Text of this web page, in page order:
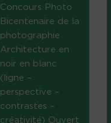
Concours Photo
Bicentenaire de la
photographie
Architecture en
noir en blanc
(ligne –
perspective –
contrastes –
créativité) Ouvert